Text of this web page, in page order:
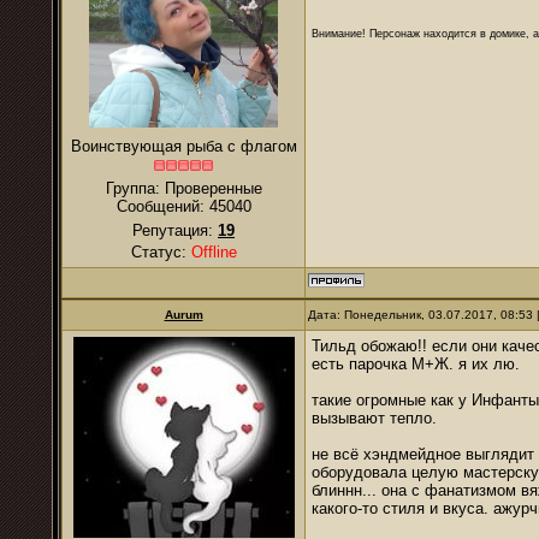
Воинствующая рыба с флагом
Группа: Проверенные
Сообщений: 45040
Репутация: 19
Статус: Offline
Внимание! Персонаж находится в домике,
Aurum Дата: Понедельник, 03.07.2017,
Тильд обожаю!! если они
есть парочка М+Ж. я их лю.
такие огромные как у
вызывают тепло.
не всё хэндмейдное
оборудовала целую
блиннн... она с фанатизмом
какого-то стиля и вкуса.